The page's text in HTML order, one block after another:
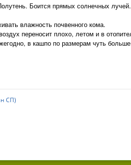
Боится прямых солнечных лучей.
влажность почвенного кома.
переносит плохо, летом и в
в кашпо по размерам чуть
СП)